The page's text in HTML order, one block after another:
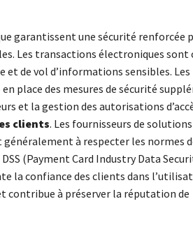
garantissent une sécurité renforcée
Les transactions électroniques sont
et de vol d’informations sensibles. Les
place des mesures de sécurité
et la gestion des autorisations
clients. Les fournisseurs de solutions
généralement à respecter les normes
(Payment Card Industry Data
la confiance des clients dans
contribue à préserver la réputation de